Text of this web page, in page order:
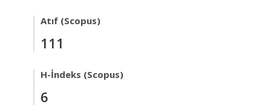
Atıf (Scopus)
111
H-İndeks (Scopus)
6